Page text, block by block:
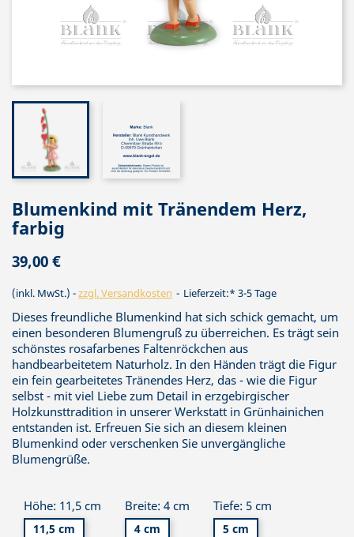
Blumenkind mit Tränendem Herz,
farbig
39,00 €
(inkl. MwSt.) zzgl. Versandkosten Lieferzeit:* 3-5 Tage
Dieses freundliche Blumenkind hat sich schick gemacht, um
einen besonderen Blumengruß zu überreichen. Es trägt sein
schönstes rosafarbenes Faltenröckchen aus
handbearbeitetem Naturholz. In den Händen trägt die Figur
ein fein gearbeitetes Tränendes Herz, das - wie die Figur
selbst - mit viel Liebe zum Detail in erzgebirgischer
Holzkunsttradition in unserer Werkstatt in Grünhainichen
entstanden ist. Erfreuen Sie sich an diesem kleinen
Blumenkind oder verschenken Sie unvergängliche
Blumengrüße.
Höhe: 11,5 cm
11,5 cm
Breite: 4 cm
4 cm
Tiefe: 5 cm
5 cm